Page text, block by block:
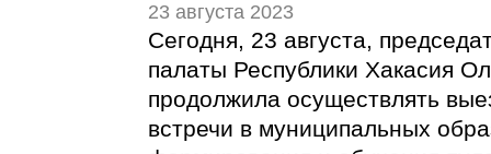
23 августа 2023
Сегодня, 23 августа,
палаты Республики Хакасия
продолжила осуществлять
встречи в муниципальных